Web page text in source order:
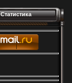
Статистика